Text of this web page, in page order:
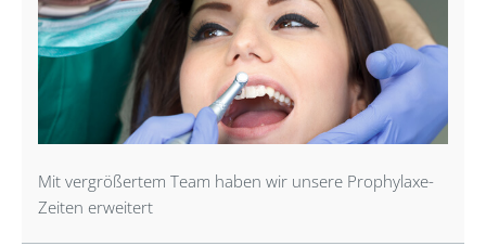
Mit vergrößertem Team haben wir unsere Prophylaxe-
Zeiten erweitert